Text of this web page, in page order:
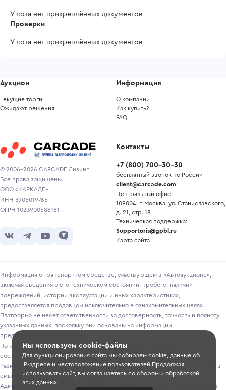
У лота нет прикреплённых документов
Проверки
У лота нет прикреплённых документов
© 2006-2026 CARCADE Лизинг.
Все права защищены.
ООО «КАРКАДЕ»
ИНН 3905019765
ОГРН 1023900586181
Аукцион
Текущие торги
Ожидают решения
Информация
О компании
Как купить?
FAQ
Контакты
+7 (800) 700-30-30
бесплатный звонок по России
client@carcade.com
Центральный офис:
109004, г. Москва, ул. Станиславского,
д. 21, стр. 18
Техническая поддержка:
Supportoris@gpbl.ru
Карта сайта
Информация о транспортном средстве, участвующем в «Автоаукционе»,
включая сведения о его техническом состоянии, пробеге, наличии
повреждений, истории эксплуатации и иных характеристиках,
предоставляется продавцом исключительно в ознакомительных целях.
Платформа не несет ответственности за достоверность, точность и полноту
указанных данных, поскольку они основаны на информации,
предоставленной продавцом.
Потенциальным покупателям рекомендуется самостоятельно проверять
состояние транспортного средства перед участием в торгах.
Размещение информации о лотах на сайте не является публичной офертой в
смысле, предусмотренном ст. 435-437 ГК РФ.
Администрация Платформы оставляет за собой право вносить изменения в
Мы используем cookie-файлы
Для функционирования сайта мы собираем cookie, данные об
IP-адресе и местоположение пользователей.Продолжая
использовать сайт, вы соглашаетесь со сбором и обработкой
этих данных.